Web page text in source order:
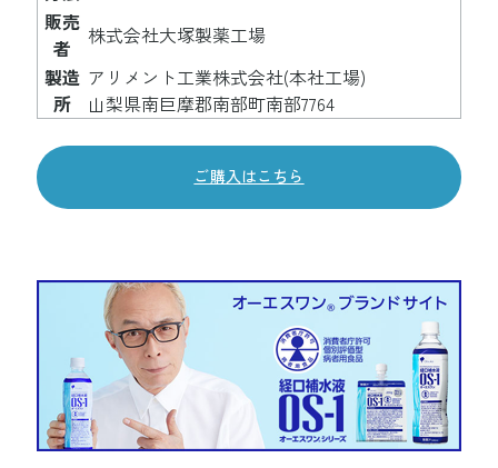
販売
者
株式会社大塚製薬工場
製造
所
アリメント工業株式会社(本社工場)
山梨県南巨摩郡南部町南部7764
ご購入はこちら